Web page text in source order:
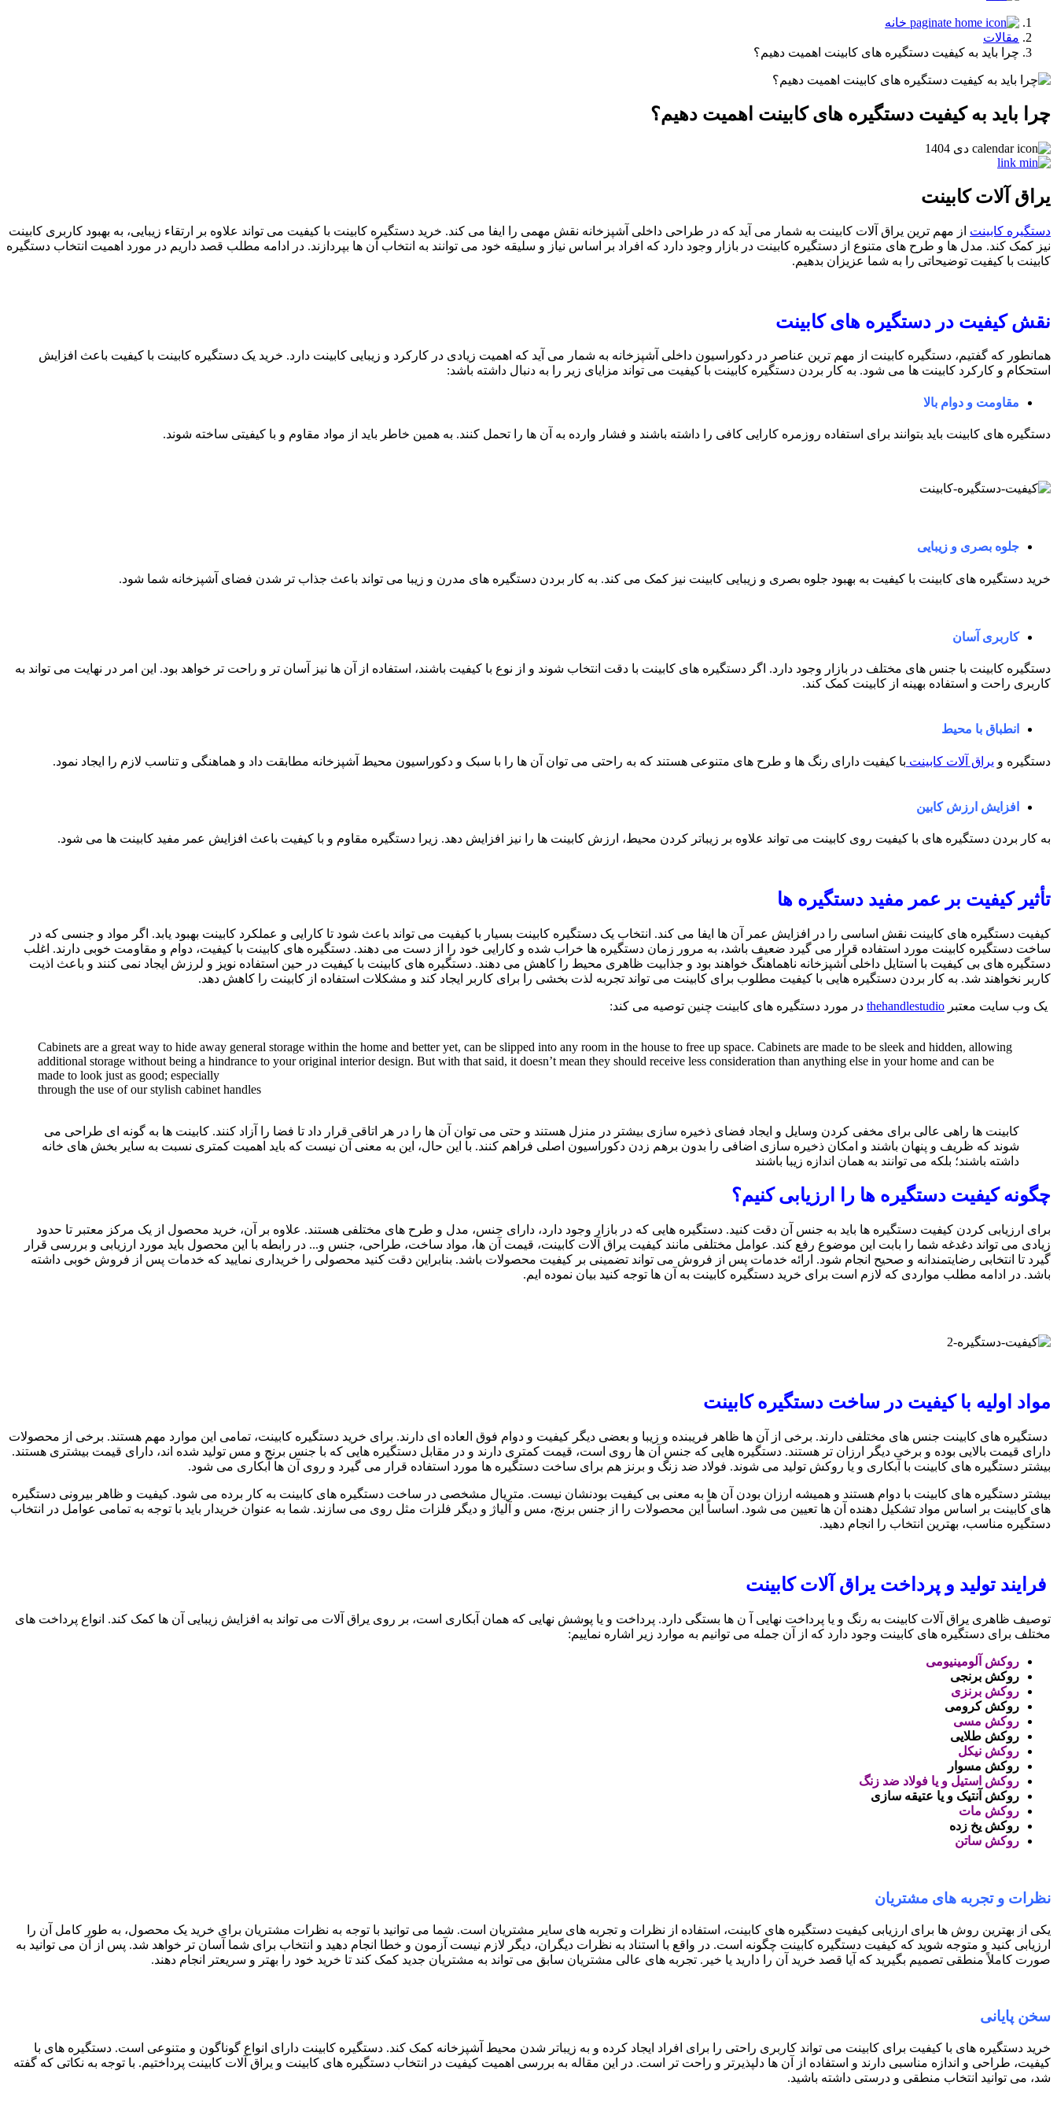
خانه
مقالات
چرا باید به کیفیت دستگیره های کابینت اهمیت دهیم؟
چرا باید به کیفیت دستگیره های کابینت اهمیت دهیم؟
دی 1404
یراق آلات کابینت
دستگیره کابینت از مهم ترین یراق آلات کابینت به شمار می آید که در طراحی داخلی آشپزخانه نقش مهمی را ایفا می کند. خرید دستگیره کابینت با کیفیت می تواند علاوه بر ارتقاء زیبایی، به بهبود کاربری کابینت
نیز کمک کند. مدل ها و طرح های متنوع از دستگیره کابینت در بازار وجود دارد که افراد بر اساس نیاز و سلیقه خود می توانند به انتخاب آن ها بپردازند. در ادامه مطلب قصد داریم در مورد اهمیت انتخاب دستگیره
کابینت با کیفیت توضیحاتی را به شما عزیزان بدهیم.
نقش کیفیت در دستگیره های کابینت
همانطور که گفتیم، دستگیره کابینت از مهم ترین عناصر در دکوراسیون داخلی آشپزخانه به شمار می آید که اهمیت زیادی در کارکرد و زیبایی کابینت دارد. خرید یک دستگیره کابینت با کیفیت باعث افزایش
استحکام و کارکرد کابینت ها می شود. به کار بردن دستگیره کابینت با کیفیت می تواند مزایای زیر را به دنبال داشته باشد:
مقاومت و دوام بالا
دستگیره های کابینت باید بتوانند برای استفاده روزمره کارایی کافی را داشته باشند و فشار وارده به آن ها را تحمل کنند. به همین خاطر باید از مواد مقاوم و با کیفیتی ساخته شوند.
جلوه بصری و زیبایی
خرید دستگیره های کابینت با کیفیت به بهبود جلوه بصری و زیبایی کابینت نیز کمک می کند. به کار بردن دستگیره های مدرن و زیبا می تواند باعث جذاب تر شدن فضای آشپزخانه شما شود.
کاربری آسان
دستگیره کابینت با جنس های مختلف در بازار وجود دارد. اگر دستگیره های کابینت با دقت انتخاب شوند و از نوع با کیفیت باشند، استفاده از آن ها نیز آسان تر و راحت تر خواهد بود. این امر در نهایت می تواند به
کاربری راحت و استفاده بهینه از کابینت کمک کند.
انطباق با محیط
دستگیره و یراق آلات کابینت با کیفیت دارای رنگ ها و طرح های متنوعی هستند که به راحتی می توان آن ها را با سبک و دکوراسیون محیط آشپزخانه مطابقت داد و هماهنگی و تناسب لازم را ایجاد نمود.
افزایش ارزش کابین
به کار بردن دستگیره های با کیفیت روی کابینت می تواند علاوه بر زیباتر کردن محیط، ارزش کابینت ها را نیز افزایش دهد. زیرا دستگیره مقاوم و با کیفیت باعث افزایش عمر مفید کابینت ها می شود.
تأثیر کیفیت بر عمر مفید دستگیره ها
کیفیت دستگیره های کابینت نقش اساسی را در افزایش عمر آن ها ایفا می کند. انتخاب یک دستگیره کابینت بسیار با کیفیت می تواند باعث شود تا کارایی و عملکرد کابینت بهبود یابد. اگر مواد و جنسی که در
ساخت دستگیره کابینت مورد استفاده قرار می گیرد ضعیف باشد، به مرور زمان دستگیره ها خراب شده و کارایی خود را از دست می دهند. دستگیره های کابینت با کیفیت، دوام و مقاومت خوبی دارند. اغلب
دستگیره های بی کیفیت با استایل داخلی آشپزخانه ناهماهنگ خواهند بود و جذابیت ظاهری محیط را کاهش می دهند. دستگیره های کابینت با کیفیت در حین استفاده نویز و لرزش ایجاد نمی کنند و باعث اذیت
کاربر نخواهند شد. به کار بردن دستگیره هایی با کیفیت مطلوب برای کابینت می تواند تجربه لذت بخشی را برای کاربر ایجاد کند و مشکلات استفاده از کابینت را کاهش دهد.
یک وب سایت معتبر thehandlestudio در مورد دستگیره های کابینت چنین توصیه می کند:
Cabinets are a great way to hide away general storage within the home and better yet, can be slipped into any room in the house to free up space. Cabinets are made to be sleek and hidden, allowing
additional storage without being a hindrance to your original interior design. But with that said, it doesn’t mean they should receive less consideration than anything else in your home and can be
made to look just as good; especially
through the use of our stylish cabinet handles
کابینت ها راهی عالی برای مخفی کردن وسایل و ایجاد فضای ذخیره سازی بیشتر در منزل هستند و حتی می توان آن ها را در هر اتاقی قرار داد تا فضا را آزاد کنند. کابینت ها به گونه ای طراحی می
شوند که ظریف و پنهان باشند و امکان ذخیره سازی اضافی را بدون برهم زدن دکوراسیون اصلی فراهم کنند. با این حال، این به معنی آن نیست که باید اهمیت کمتری نسبت به سایر بخش های خانه
داشته باشند؛ بلکه می توانند به همان اندازه زیبا باشند
چگونه کیفیت دستگیره ها را ارزیابی کنیم؟
برای ارزیابی کردن کیفیت دستگیره ها باید به جنس آن دقت کنید. دستگیره هایی که در بازار وجود دارد، دارای جنس، مدل و طرح های مختلفی هستند. علاوه بر آن، خرید محصول از یک مرکز معتبر تا حدود
زیادی می تواند دغدغه شما را بابت این موضوع رفع کند. عوامل مختلفی مانند کیفیت یراق آلات کابینت، قیمت آن ها، مواد ساخت، طراحی، جنس و... در رابطه با این محصول باید مورد ارزیابی و بررسی قرار
گیرد تا انتخابی رضایتمندانه و صحیح انجام شود. ارائه خدمات پس از فروش می تواند تضمینی بر کیفیت محصولات باشد. بنابراین دقت کنید محصولی را خریداری نمایید که خدمات پس از فروش خوبی داشته
باشد. در ادامه مطلب مواردی که لازم است برای خرید دستگیره کابینت به آن ها توجه کنید بیان نموده ایم.
مواد اولیه با کیفیت در ساخت دستگیره کابینت
دستگیره های کابینت جنس های مختلفی دارند. برخی از آن ها ظاهر فریبنده و زیبا و بعضی دیگر کیفیت و دوام فوق العاده ای دارند. برای خرید دستگیره کابینت، تمامی این موارد مهم هستند. برخی از محصولات
دارای قیمت بالایی بوده و برخی دیگر ارزان تر هستند. دستگیره هایی که جنس آن ها روی است، قیمت کمتری دارند و در مقابل دستگیره هایی که با جنس برنج و مس تولید شده اند، دارای قیمت بیشتری هستند.
بیشتر دستگیره های کابینت با آبکاری و یا روکش تولید می شوند. فولاد ضد زنگ و برنز هم برای ساخت دستگیره ها مورد استفاده قرار می گیرد و روی آن ها آبکاری می شود.
بیشتر دستگیره های کابینت با دوام هستند و همیشه ارزان بودن آن ها به معنی بی کیفیت بودنشان نیست. متریال مشخصی در ساخت دستگیره های کابینت به کار برده می شود. کیفیت و ظاهر بیرونی دستگیره
های کابینت بر اساس مواد تشکیل دهنده آن ها تعیین می شود. اساساً این محصولات را از جنس برنج، مس و آلیاژ و دیگر فلزات مثل روی می سازند. شما به عنوان خریدار باید با توجه به تمامی عوامل در انتخاب
دستگیره مناسب، بهترین انتخاب را انجام دهید.
فرایند تولید و پرداخت یراق آلات کابینت
توصیف ظاهری یراق آلات کابینت به رنگ و یا پرداخت نهایی آ ن ها بستگی دارد. پرداخت و یا پوشش نهایی که همان آبکاری است، بر روی یراق آلات می تواند به افزایش زیبایی آن ها کمک کند. انواع پرداخت های
مختلف برای دستگیره های کابینت وجود دارد که از آن جمله می توانیم به موارد زیر اشاره نماییم:
روکش آلومینیومی
روکش برنجی
روکش برنزی
روکش کرومی
روکش مسی
روکش طلایی
روکش نیکل
روکش مسوار
روکش استیل و یا فولاد ضد زنگ
روکش آنتیک و یا عتیقه سازی
روکش مات
روکش یخ زده
روکش ساتن
نظرات و تجربه های مشتریان
یکی از بهترین روش ها برای ارزیابی کیفیت دستگیره های کابینت، استفاده از نظرات و تجربه های سایر مشتریان است. شما می توانید با توجه به نظرات مشتریان برای خرید یک محصول، به طور کامل آن را
ارزیابی کنید و متوجه شوید که کیفیت دستگیره کابینت چگونه است. در واقع با استناد به نظرات دیگران، دیگر لازم نیست آزمون و خطا انجام دهید و انتخاب برای شما آسان تر خواهد شد. پس از آن می توانید به
صورت کاملاً منطقی تصمیم بگیرید که آیا قصد خرید آن را دارید یا خیر. تجربه های عالی مشتریان سابق می تواند به مشتریان جدید کمک کند تا خرید خود را بهتر و سریعتر انجام دهند.
سخن پایانی
خرید دستگیره های با کیفیت برای کابینت می تواند کاربری راحتی را برای افراد ایجاد کرده و به زیباتر شدن محیط آشپزخانه کمک کند. دستگیره کابینت دارای انواع گوناگون و متنوعی است. دستگیره های با
کیفیت، طراحی و اندازه مناسبی دارند و استفاده از آن ها دلپذیرتر و راحت تر است. در این مقاله به بررسی اهمیت کیفیت در انتخاب دستگیره های کابینت و یراق آلات کابینت پرداختیم. با توجه به نکاتی که گفته
شد، می توانید انتخاب منطقی و درستی داشته باشید.